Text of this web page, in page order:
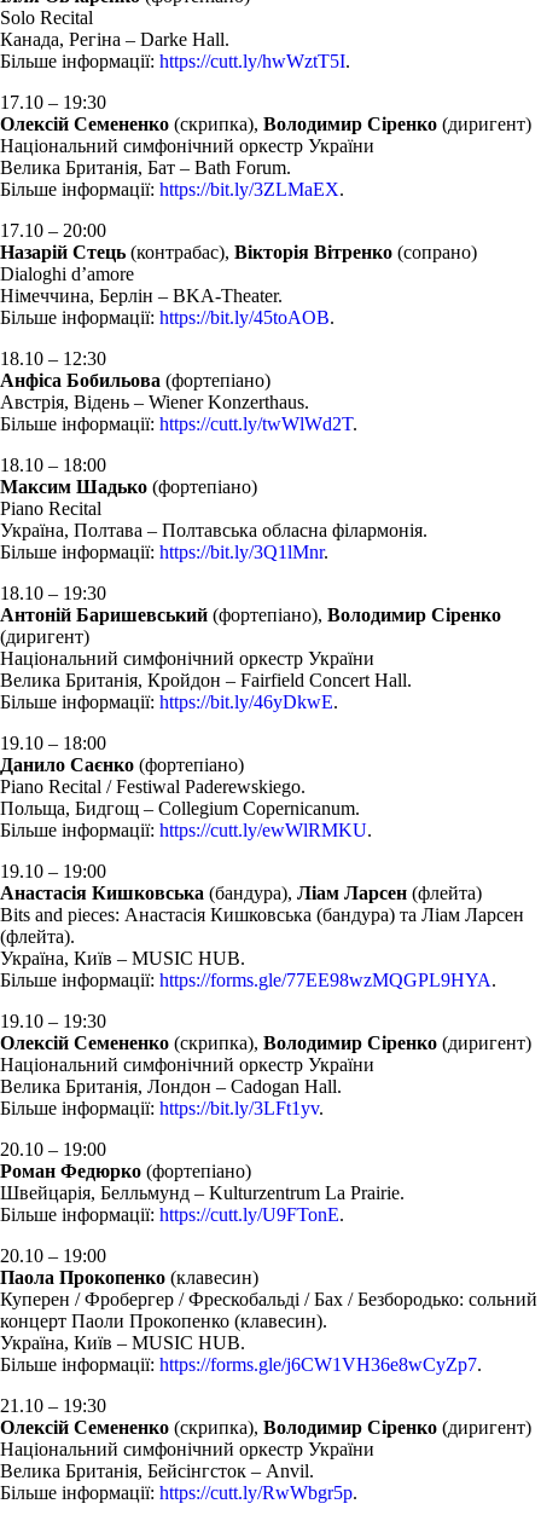
Solo Recital
Канада, Регіна – Darke Hall.
Більше інформації: https://cutt.ly/hwWztT5I.
17.10 – 19:30
Олексій Семененко (скрипка), Володимир Сіренко (диригент)
Національний симфонічний оркестр України
Велика Британія, Бат – Bath Forum.
Більше інформації: https://bit.ly/3ZLMaEX.
17.10 – 20:00
Назарій Стець (контрабас), Вікторія Вітренко (сопрано)
Dialoghi d’amore
Німеччина, Берлін – BKA-Theater.
Більше інформації: https://bit.ly/45toAOB.
18.10 – 12:30
Анфіса Бобильова (фортепіано)
Австрія, Відень – Wiener Konzerthaus.
Більше інформації: https://cutt.ly/twWlWd2T.
18.10 – 18:00
Максим Шадько (фортепіано)
Piano Recital
Україна, Полтава – Полтавська обласна філармонія.
Більше інформації: https://bit.ly/3Q1lMnr.
18.10 – 19:30
Антоній Баришевський (фортепіано), Володимир Сіренко
(диригент)
Національний симфонічний оркестр України
Велика Британія, Кройдон – Fairfield Concert Hall.
Більше інформації: https://bit.ly/46yDkwE.
19.10 – 18:00
Данило Саєнко (фортепіано)
Piano Recital / Festiwal Paderewskiego.
Польща, Бидгощ – Collegium Copernicanum.
Більше інформації: https://cutt.ly/ewWlRMKU.
19.10 – 19:00
Анастасія Кишковська (бандура), Ліам Ларсен (флейта)
Bits and pieces: Анастасія Кишковська (бандура) та Ліам Ларсен
(флейта).
Україна, Київ – MUSIC HUB.
Більше інформації: https://forms.gle/77EE98wzMQGPL9HYA.
19.10 – 19:30
Олексій Семененко (скрипка), Володимир Сіренко (диригент)
Національний симфонічний оркестр України
Велика Британія, Лондон – Cadogan Hall.
Більше інформації: https://bit.ly/3LFt1yv.
20.10 – 19:00
Роман Федюрко (фортепіано)
Швейцарія, Белльмунд – Kulturzentrum La Prairie.
Більше інформації: https://cutt.ly/U9FTonE.
20.10 – 19:00
Паола Прокопенко (клавесин)
Куперен / Фробергер / Фрескобальді / Бах / Безбородько: сольний
концерт Паоли Прокопенко (клавесин).
Україна, Київ – MUSIC HUB.
Більше інформації: https://forms.gle/j6CW1VH36e8wCyZp7.
21.10 – 19:30
Олексій Семененко (скрипка), Володимир Сіренко (диригент)
Національний симфонічний оркестр України
Велика Британія, Бейсінгсток – Anvil.
Більше інформації: https://cutt.ly/RwWbgr5p.